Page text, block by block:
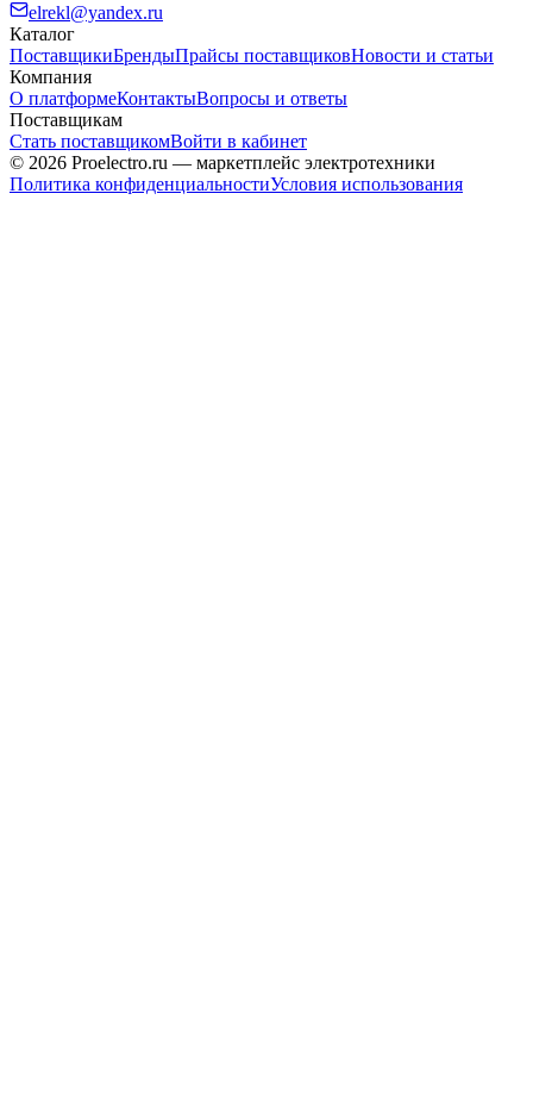
elrekl@yandex.ru
Каталог
ПоставщикиБрендыПрайсы поставщиковНовости и статьи
Компания
О платформеКонтактыВопросы и ответы
Поставщикам
Стать поставщикомВойти в кабинет
© 2026 Proelectro.ru — маркетплейс электротехники
Политика конфиденциальностиУсловия использования